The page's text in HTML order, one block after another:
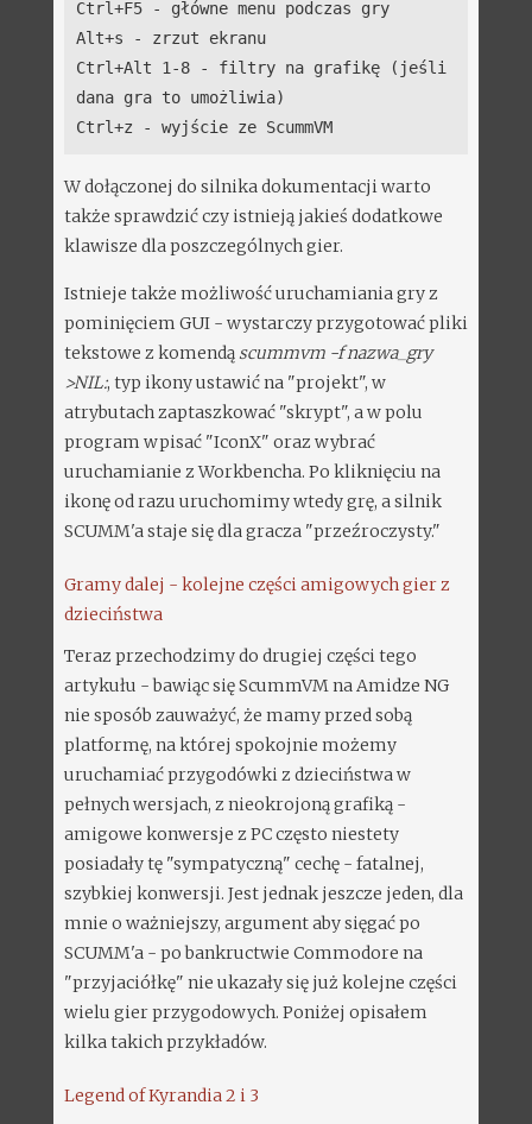
Ctrl+F5 - główne menu podczas gry
Alt+s - zrzut ekranu
Ctrl+Alt 1-8 - filtry na grafikę (jeśli
dana gra to umożliwia)
Ctrl+z - wyjście ze ScummVM
W dołączonej do silnika dokumentacji warto
także sprawdzić czy istnieją jakieś dodatkowe
klawisze dla poszczególnych gier.
Istnieje także możliwość uruchamiania gry z
pominięciem GUI - wystarczy przygotować pliki
tekstowe z komendąscummvm -f nazwa_gry
>NIL:, typ ikony ustawić na "projekt", w
atrybutach zaptaszkować "skrypt", a w polu
program wpisać "IconX" oraz wybrać
uruchamianie z Workbencha. Po kliknięciu na
ikonę od razu uruchomimy wtedy grę, a silnik
SCUMM'a staje się dla gracza "przeźroczysty."
Gramy dalej - kolejne części amigowych gier z
dzieciństwa
Teraz przechodzimy do drugiej części tego
artykułu - bawiąc się ScummVM na Amidze NG
nie sposób zauważyć, że mamy przed sobą
platformę, na której spokojnie możemy
uruchamiać przygodówki z dzieciństwa w
pełnych wersjach, z nieokrojoną grafiką -
amigowe konwersje z PC często niestety
posiadały tę "sympatyczną" cechę - fatalnej,
szybkiej konwersji. Jest jednak jeszcze jeden, dla
mnie o ważniejszy, argument aby sięgać po
SCUMM'a - po bankructwie Commodore na
"przyjaciółkę" nie ukazały się już kolejne części
wielu gier przygodowych. Poniżej opisałem
kilka takich przykładów.
Legend of Kyrandia 2 i 3